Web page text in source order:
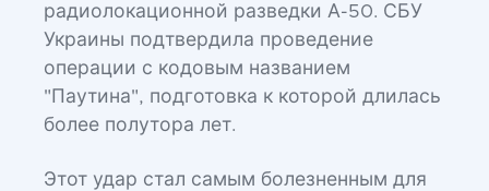
радиолокационной разведки А-50. СБУ
Украины подтвердила проведение
операции с кодовым названием
"Паутина", подготовка к которой длилась
более полутора лет.
Этот удар стал самым болезненным для